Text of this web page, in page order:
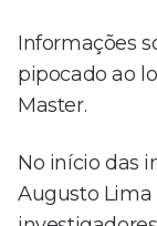
Informações
pipocado ao
Master.
No início das
Augusto Lima